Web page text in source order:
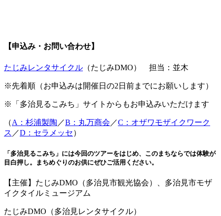
【申込み・お問い合わせ】
たじみレンタサイクル （たじみDMO） 担当：並木
※先着順（お申込みは開催日の2日前までにお願いします）
※「多治見るこみち」サイトからもお申込みいただけます
（A：杉浦製陶 ／B：丸万商会 ／C：オザワモザイクワーク
ス ／D：セラメッセ）
「多治見るこみち」には今回のツアーをはじめ、このまちならでは体験が
目白押し。まちめぐりのお供にぜひご活用ください。
【主催】たじみDMO（多治見市観光協会）、多治見市モザ
イクタイルミュージアム
たじみDMO（多治見レンタサイクル）